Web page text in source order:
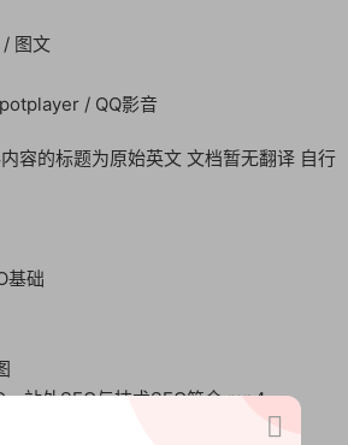
图文
/ QQ影音
容的标题为原始英文 文档暂无翻译 自行
基础
外SEO与技术SEO简介.mp4